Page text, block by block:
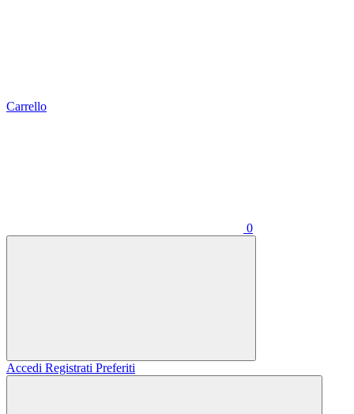
Carrello
0
Accedi Registrati Preferiti